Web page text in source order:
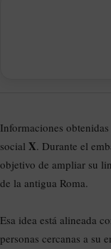
Informaciones
social X. Durante el
objetivo de ampliar su
de la antigua Roma.
Esa idea está alineada
personas cercanas a su